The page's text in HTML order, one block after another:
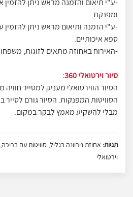
-ע"י תיאום והזמנה מראש ניתן
ומפנקת.
-ע"י הזמנה ותיאום מראש ניתן להזמין
ספא איכותיים.
-האירוח באחוזה מתאים לזוגות,
סיור וירטואלי 360:
הסיור הווירטואלי מעניק למסייר
הסוויטות המפנקות. הסיור גורם
מבלי להשקיע מאמץ לבקר במקום.
תגיות: אחוזת נירוונה בגליל, סוויטות עם
וירטואלי